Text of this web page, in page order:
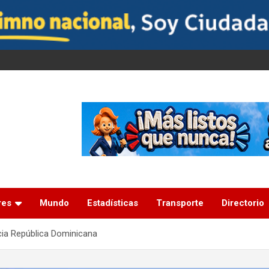
Mundo Estadísticas Transporte Directorio
República Dominicana